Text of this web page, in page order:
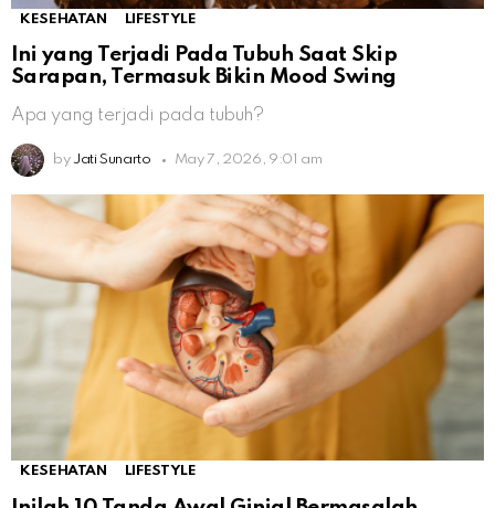
KESEHATAN LIFESTYLE
Ini yang Terjadi Pada Tubuh Saat Skip
Sarapan, Termasuk Bikin Mood Swing
Apa yang terjadi pada tubuh?
by Jati Sunarto May 7, 2026, 9:01 am
KESEHATAN LIFESTYLE